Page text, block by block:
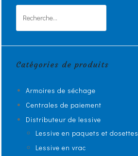
Catégories de produits
Armoires de séchage
Centrales de paiement
Distributeur de lessive
Lessive en paquets et dosettes
Lessive en vrac